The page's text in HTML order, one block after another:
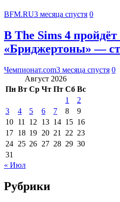
BFM.RU3 месяца спустя 0
В The Sims 4
«Бриджертоны» —
Чемпионат.com3 месяца спустя 0
Август 2026
Пн Вт Ср Чт Пт Сб Вс
1
2
3
4 5 6 7 8
9
10 11 12 13 14 15 16
17 18 19 20 21 22 23
24 25 26 27 28 29 30
31
« Июл
Рубрики